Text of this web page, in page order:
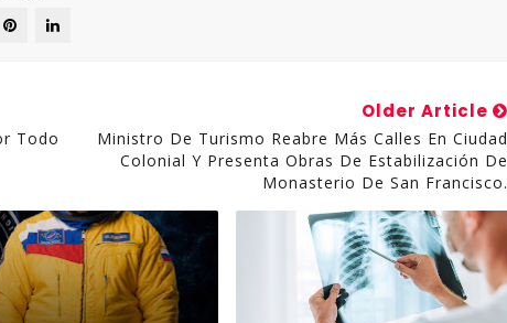
Todo
Older Article
Ministro De Turismo Reabre Más Calles En Ciudad
Colonial Y Presenta Obras De Estabilización De
Monasterio De San Francisco.